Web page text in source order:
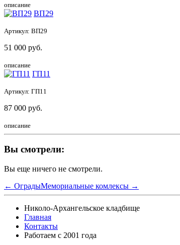
описание
ВП29
Артикул: ВП29
51 000 руб.
описание
ГП11
Артикул: ГП11
87 000 руб.
описание
Вы смотрели:
Вы еще ничего не смотрели.
← ОградыМемориальные комлексы →
Николо-Архангельское кладбище
Главная
Контакты
Работаем с 2001 года